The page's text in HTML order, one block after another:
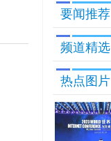
要闻推荐
频道精选
热点图片